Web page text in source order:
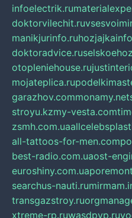
infoelectrik.ru
doktorvilechit.ru
manikjurinfo.ru
doktoradvice.ru
otopleniehouse.ru
mojateplica.ru
garazhov.commonamy.net
stroyu.kzmy-vesta.com
zsmh.com.ua
all-tattoos-for-men.com
best-radio.com.uaost-
euroshiny.com.ua
searchus-nauti.ru
transgazstroy.ru
xtreme-rp.ruwasdpvp.ru